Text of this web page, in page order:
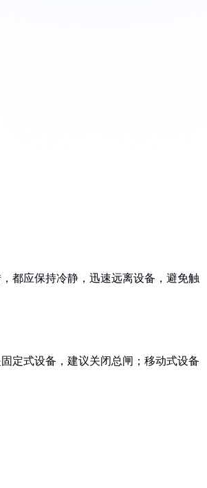
都应保持冷静，迅速远离设备，避免触
定式设备，建议关闭总闸；移动式设备